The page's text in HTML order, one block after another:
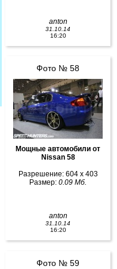
anton
31.10.14
16:20
Фото № 58
Мощные автомобили от
Nissan 58
Разрешение: 604 x 403
Размер: 0.09 Мб.
anton
31.10.14
16:20
Фото № 59